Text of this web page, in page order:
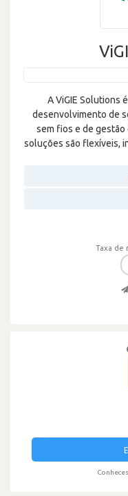
A ViGIE Solutions
desenvolvimento de
sem fios e de gestão
soluções são flexíveis,
Taxa de